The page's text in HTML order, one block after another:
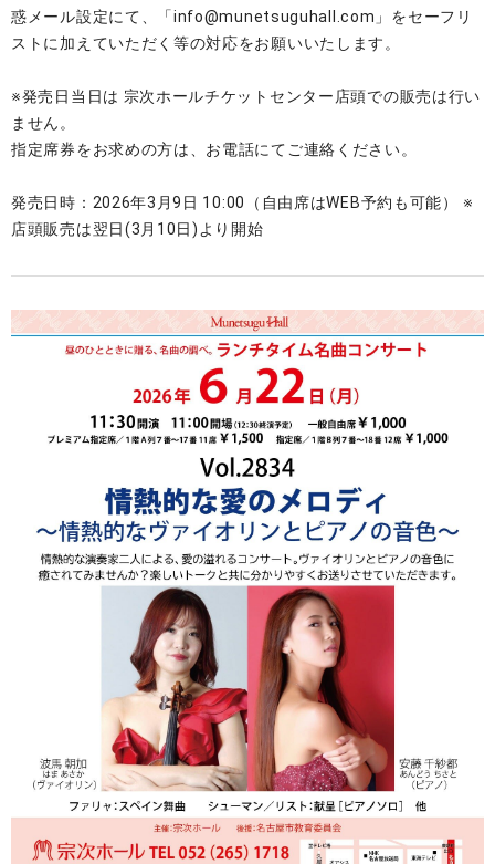
惑メール設定にて、「info@munetsuguhall.com」をセーフリ
ストに加えていただく等の対応をお願いいたします。
※発売日当日は 宗次ホールチケットセンター店頭での販売は行い
ません。
指定席券をお求めの方は、お電話にてご連絡ください。
発売日時：2026年3月9日 10:00（自由席はWEB予約も可能） ※
店頭販売は翌日(3月10日)より開始